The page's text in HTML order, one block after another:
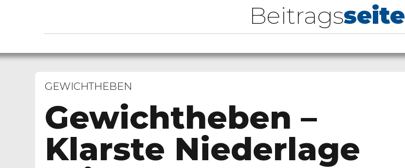
Beitragsseite
GEWICHTHEBEN
Gewichtheben –
Klarste Niederlage